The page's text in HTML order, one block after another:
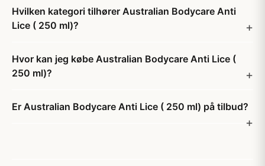
Hvilken kategori tilhører Australian Bodycare Anti
Lice ( 250 ml)?
Hvor kan jeg købe Australian Bodycare Anti Lice (
250 ml)?
Er Australian Bodycare Anti Lice ( 250 ml) på tilbud?